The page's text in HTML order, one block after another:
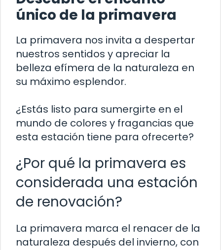
único de la primavera
La primavera nos invita a despertar
nuestros sentidos y apreciar la
belleza efímera de la naturaleza en
su máximo esplendor.
¿Estás listo para sumergirte en el
mundo de colores y fragancias que
esta estación tiene para ofrecerte?
¿Por qué la primavera es
considerada una estación
de renovación?
La primavera marca el renacer de la
naturaleza después del invierno, con